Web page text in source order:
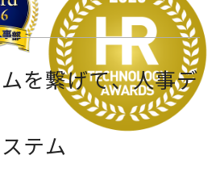
ムを繋げて、人事デ
ステム